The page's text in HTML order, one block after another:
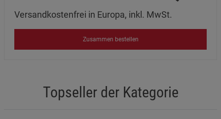
Versandkostenfrei in Europa, inkl. MwSt.
Zusammen bestellen
Topseller der Kategorie